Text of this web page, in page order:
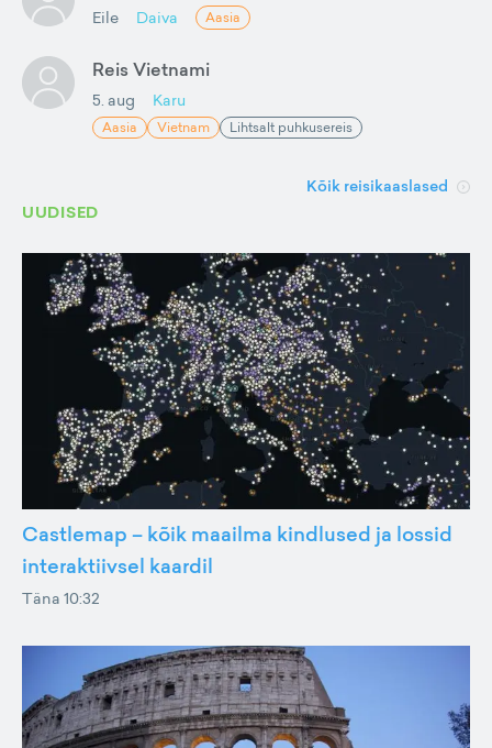
Eile Daiva Aasia
Reis Vietnami
5. aug Karu
Aasia Vietnam Lihtsalt puhkusereis
Kõik reisikaaslased
UUDISED
Castlemap – kõik maailma kindlused ja lossid
interaktiivsel kaardil
Täna 10:32